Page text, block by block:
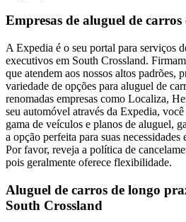
Empresas de aluguel de
A Expedia é o seu portal para serviços
executivos em South Crossland.
que atendem aos nossos altos padrões,
variedade de opções para aluguel de
renomadas empresas como Localiza,
seu automóvel através da Expedia,
gama de veículos e planos de aluguel,
a opção perfeita para suas
Por favor, reveja a política de
pois geralmente oferece flexibilidade.
Aluguel de carros de longo
South Crossland